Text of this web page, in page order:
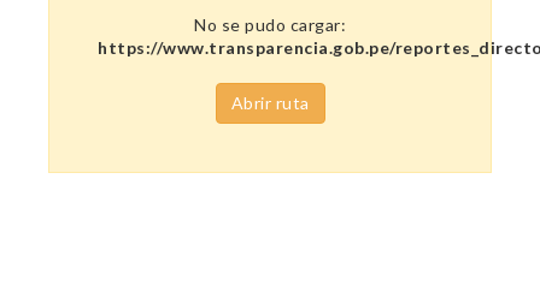
No se pudo cargar:
https://www.transparencia.gob.pe/
Abrir ruta